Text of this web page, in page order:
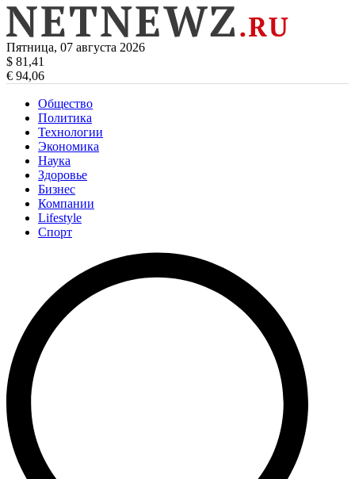
Пятница, 07 августа 2026
$ 81,41
€ 94,06
Общество
Политика
Технологии
Экономика
Наука
Здоровье
Бизнес
Компании
Lifestyle
Спорт